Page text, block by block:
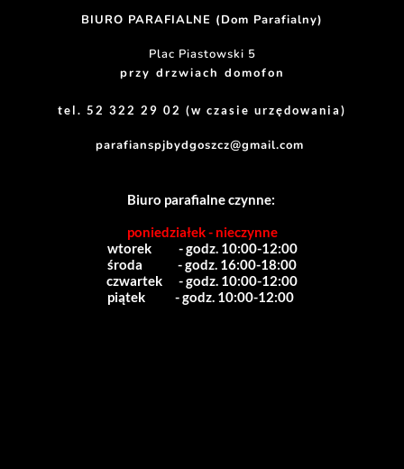
BIURO PARAFIALNE (Dom Parafialny)
Plac Piastowski 5
przy drzwiach domofon
tel. 52 322 29 02 (w czasie urzędowania)
parafianspjbydgoszcz@gmail.com
Biuro parafialne czynne:
poniedziałek - nieczynne
wtorek          - godz. 10:00-12:00
środa             - godz. 16:00-18:00
czwartek      - godz. 10:00-12:00
piątek           - godz. 10:00-12:00